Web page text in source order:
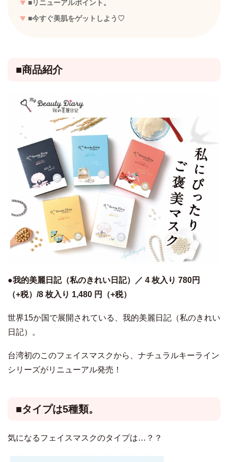
■リニューアルポイント。
■今すぐ美肌をゲットしよう♡
■商品紹介
●我的美麗日記（私のきれい日記）／ 4 枚入り 780円
（+税）/8 枚入り 1,480 円（+税）
世界15か国で展開されている、我的美麗日記（私のきれい
日記）。
台湾初のこのフェイスマスクから、ナチュラルキーライン
シリーズがリニューアル発売！
■タイプは5種類。
気になるフェイスマスクのタイプは…？？